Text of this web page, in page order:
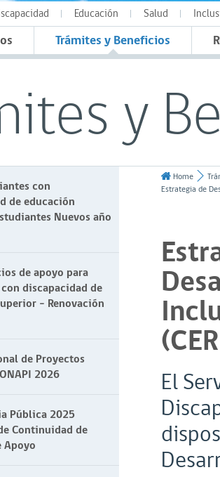
Educación Salud
Trámites y Beneficios
y
con
de educación
Nuevos año
de apoyo para
discapacidad de
- Renovación
de Proyectos
2026
Pública 2025
Continuidad de
Apoyo
Home
Estrategia de
El